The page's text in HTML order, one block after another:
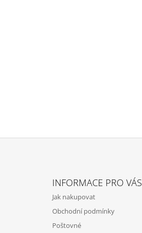
INFORMACE PRO VÁS
Jak nakupovat
Obchodní podmínky
Poštovné